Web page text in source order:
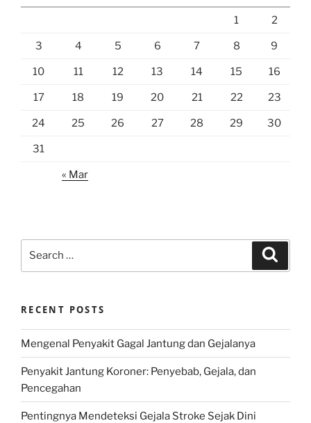
1 2
3 4 5 6 7 8 9
10 11 12 13 14 15 16
17 18 19 20 21 22 23
24 25 26 27 28 29 30
31
« Mar
RECENT POSTS
Mengenal Penyakit Gagal Jantung dan Gejalanya
Penyakit Jantung Koroner: Penyebab, Gejala, dan
Pencegahan
Pentingnya Mendeteksi Gejala Stroke Sejak Dini